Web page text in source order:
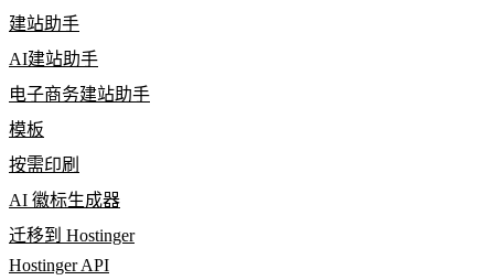
建站助手
AI建站助手
电子商务建站助手
模板
按需印刷
AI 徽标生成器
迁移到 Hostinger
Hostinger API